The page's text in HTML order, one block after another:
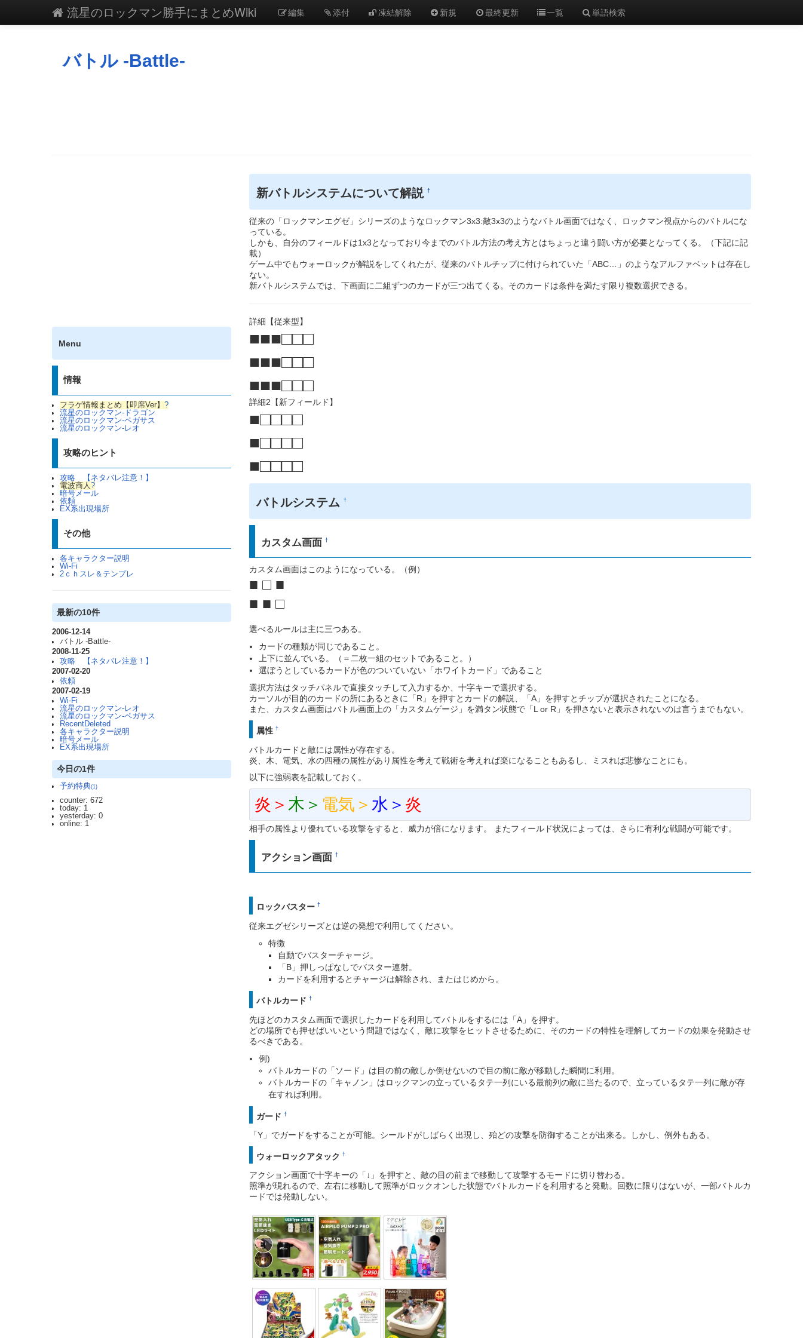
流星のロックマン勝手にまとめWiki 編集 添付 凍結解除 新規 最終更新 一覧 単語検索
バトル -Battle-
Menu
情報
フラゲ情報まとめ【即席Ver】 ?
流星のロックマン-ドラゴン
流星のロックマン-ペガサス
流星のロックマン-レオ
攻略のヒント
攻略 【ネタバレ注意！】
電波商人 ?
暗号メール
依頼
EX系出現場所
その他
各キャラクター説明
Wi-Fi
2ｃｈスレ＆テンプレ
最新の10件
2006-12-14
バトル -Battle-
2008-11-25
攻略 【ネタバレ注意！】
2007-02-20
依頼
2007-02-19
Wi-Fi
流星のロックマン-レオ
流星のロックマン-ペガサス
RecentDeleted
各キャラクター説明
暗号メール
EX系出現場所
今日の1件
予約特典(1)
counter: 672
today: 1
yesterday: 0
online: 1
新バトルシステムについて解説†
従来の「ロックマンエグゼ」シリーズのようなロックマン3x3:敵3x3のようなバトル画面ではなく、ロックマン視点からのバトルにな
っている。
しかも、自分のフィールドは1x3となっており今までのバトル方法の考え方とはちょっと違う闘い方が必要となってくる。（下記に記
載）
ゲーム中でもウォーロックが解説をしてくれたが、従来のバトルチップに付けられていた「ABC…」のようなアルファベットは存在し
ない。
新バトルシステムでは、下画面に二組ずつのカードが三つ出てくる。そのカードは条件を満たす限り複数選択できる。
詳細【従来型】
■■■□□□
■■■□□□
■■■□□□
詳細2【新フィールド】
■□□□□
■□□□□
■□□□□
バトルシステム†
カスタム画面†
カスタム画面はこのようになっている。（例）
■ □ ■
■ ■ □
選べるルールは主に三つある。
カードの種類が同じであること。
上下に並んでいる。（＝二枚一組のセットであること。）
選ぼうとしているカードが色のついていない「ホワイトカード」であること
選択方法はタッチパネルで直接タッチして入力するか、十字キーで選択する。
カーソルが目的のカードの所にあるときに「R」を押すとカードの解説、「A」を押すとチップが選択されたことになる。
また、カスタム画面はバトル画面上の「カスタムゲージ」を満タン状態で「L or R」を押さないと表示されないのは言うまでもない。
属性 †
バトルカードと敵には属性が存在する。
炎、木、電気、水の四種の属性があり属性を考えて戦術を考えれば楽になることもあるし、ミスれば悲惨なことにも。
以下に強弱表を記載しておく。
炎＞ 木＞ 電気＞ 水＞ 炎
相手の属性より優れている攻撃をすると、威力が倍になります。 またフィールド状況によっては、さらに有利な戦闘が可能です。
アクション画面†
ロックバスター †
従来エグゼシリーズとは逆の発想で利用してください。
特徴
自動でバスターチャージ。
「B」押しっぱなしでバスター連射。
カードを利用するとチャージは解除され、またはじめから。
バトルカード †
先ほどのカスタム画面で選択したカードを利用してバトルをするには「A」を押す。
どの場所でも押せばいいという問題ではなく、敵に攻撃をヒットさせるために、そのカードの特性を理解してカードの効果を発動させ
るべきである。
例)
バトルカードの「ソード」は目の前の敵しか倒せないので目の前に敵が移動した瞬間に利用。
バトルカードの「キャノン」はロックマンの立っているタテ一列にいる最前列の敵に当たるので、立っているタテ一列に敵が存
在すれば利用。
ガード †
「Y」でガードをすることが可能。シールドがしばらく出現し、殆どの攻撃を防御することが出来る。しかし、例外もある。
ウォーロックアタック †
アクション画面で十字キーの「↓」を押すと、敵の目の前まで移動して攻撃するモードに切り替わる。
照準が現れるので、左右に移動して照準がロックオンした状態でバトルカードを利用すると発動。回数に限りはないが、一部バトルカ
ードでは発動しない。